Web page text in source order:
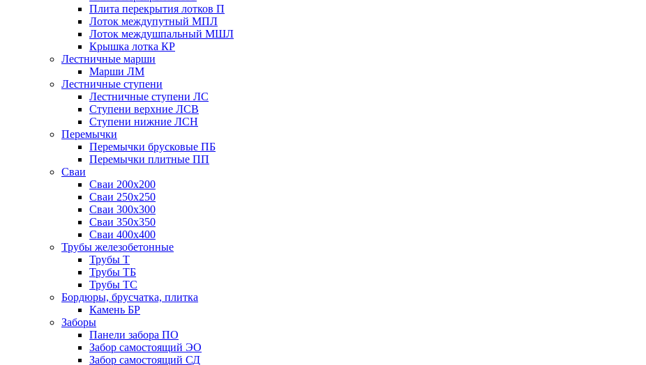
Плита перекрытия лотков П
Лоток междупутный МПЛ
Лоток междушпальный МШЛ
Крышка лотка КР
Лестничные марши
Марши ЛМ
Лестничные ступени
Лестничные ступени ЛС
Ступени верхние ЛСВ
Ступени нижние ЛСН
Перемычки
Перемычки брусковые ПБ
Перемычки плитные ПП
Сваи
Сваи 200х200
Сваи 250х250
Сваи 300х300
Сваи 350х350
Сваи 400х400
Трубы железобетонные
Трубы Т
Трубы ТБ
Трубы ТС
Бордюры, брусчатка, плитка
Камень БР
Заборы
Панели забора ПО
Забор самостоящий ЭО
Забор самостоящий СД